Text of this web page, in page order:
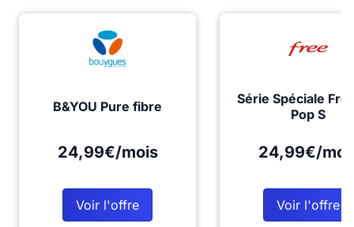
B&YOU Pure fibre
24,99€/mois
Voir l'offre
Série Spéciale
Pop S
24,99€/
Voir l'offre